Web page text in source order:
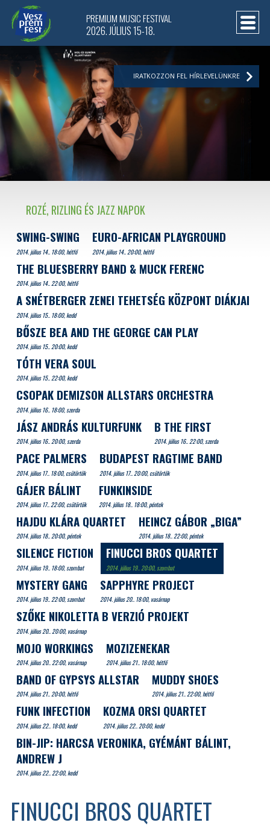
FINUCCI BROS QUARTET
ROZÉ, RIZLING ÉS JAZZ NAPOK
SWING-SWING
2014. július 14.. 18:00, hétfő
EURO-AFRICAN PLAYGROUND
2014. július 14.. 20:00, hétfő
THE BLUESBERRY BAND & MUCK FERENC
2014. július 14.. 22:00, hétfő
A SNÉTBERGER ZENEI TEHETSÉG KÖZPONT DIÁKJAI
2014. július 15.. 18:00, kedd
BŐSZE BEA AND THE GEORGE CAN PLAY
2014. július 15.. 20:00, kedd
TÓTH VERA SOUL
2014. július 15.. 22:00, kedd
CSOPAK DEMIZSON ALLSTARS ORCHESTRA
2014. július 16.. 18:00, szerda
JÁSZ ANDRÁS KULTURFUNK
2014. július 16.. 20:00, szerda
B THE FIRST
2014. július 16.. 22:00, szerda
PACE PALMERS
2014. július 17.. 18:00, csütörtök
BUDAPEST RAGTIME BAND
2014. július 17.. 20:00, csütörtök
GÁJER BÁLINT
2014. július 17.. 22:00, csütörtök
FUNKINSIDE
2014. július 18.. 18:00, péntek
HAJDU KLÁRA QUARTET
2014. július 18.. 20:00, péntek
HEINCZ GÁBOR „BIGA”
2014. július 18.. 22:00, péntek
SILENCE FICTION
2014. július 19.. 18:00, szombat
FINUCCI BROS QUARTET
2014. július 19.. 20:00, szombat
MYSTERY GANG
2014. július 19.. 22:00, szombat
SAPPHYRE PROJECT
2014. július 20.. 18:00, vasárnap
SZŐKE NIKOLETTA B VERZIÓ PROJEKT
2014. július 20.. 20:00, vasárnap
MOJO WORKINGS
2014. július 20.. 22:00, vasárnap
MOZIZENEKAR
2014. július 21.. 18:00, hétfő
BAND OF GYPSYS ALLSTAR
2014. július 21.. 20:00, hétfő
MUDDY SHOES
2014. július 21.. 22:00, hétfő
FUNK INFECTION
2014. július 22.. 18:00, kedd
KOZMA ORSI QUARTET
2014. július 22.. 20:00, kedd
BIN-JIP: HARCSA VERONIKA, GYÉMÁNT BÁLINT,
ANDREW J
2014. július 22.. 22:00, kedd
PREMIUM MUSIC FESTIVAL
2026. JÚLIUS 15-18.
IRATKOZZON FEL HÍRLEVELÜNKRE